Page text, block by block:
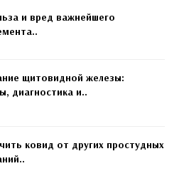
и вред важнейшего
щитовидной железы:
диагностика и..
ковид от других простудных